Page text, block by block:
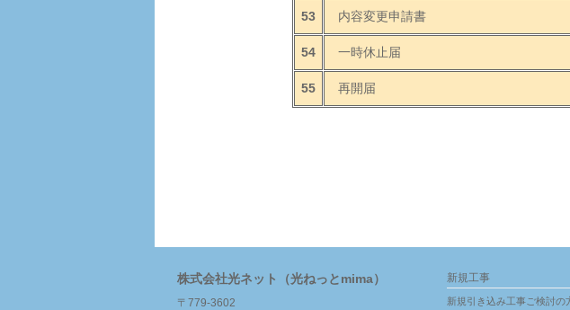
53 内容変更申請書
54 一時休止届
55 再開届
株式会社光ネット（光ねっとmima）
〒779-3602
新規工事
新規引き込み工事ご検討の